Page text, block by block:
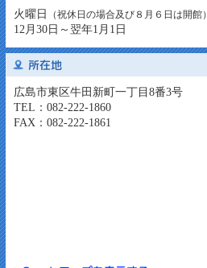
火曜日 （祝休日の場合及び８月６日は開館）
12月30日～翌年1月1日
所在地
広島市東区牛田新町一丁目8番3号
TEL：082-222-1860
FAX：082-222-1861